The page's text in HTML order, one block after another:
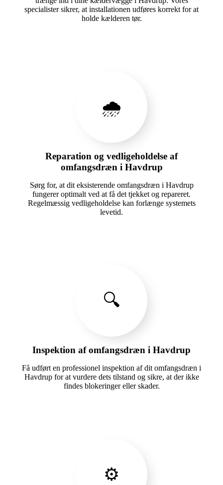
specialister sikrer, at installationen udføres korrekt for at
holde kælderen tør.
🌧️
Reparation og vedligeholdelse af
omfangsdræn i Havdrup
Sørg for, at dit eksisterende omfangsdræn i Havdrup
fungerer optimalt ved at få det tjekket og repareret.
Regelmæssig vedligeholdelse kan forlænge systemets
levetid.
🔍
Inspektion af omfangsdræn i Havdrup
Få udført en professionel inspektion af dit omfangsdræn i
Havdrup for at vurdere dets tilstand og sikre, at der ikke
findes blokeringer eller skader.
⚙️